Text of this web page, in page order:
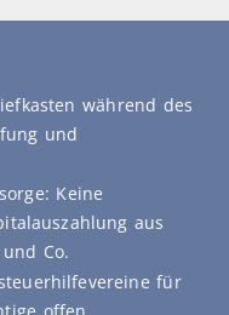
während des
und
Keine
aus
Co.
für